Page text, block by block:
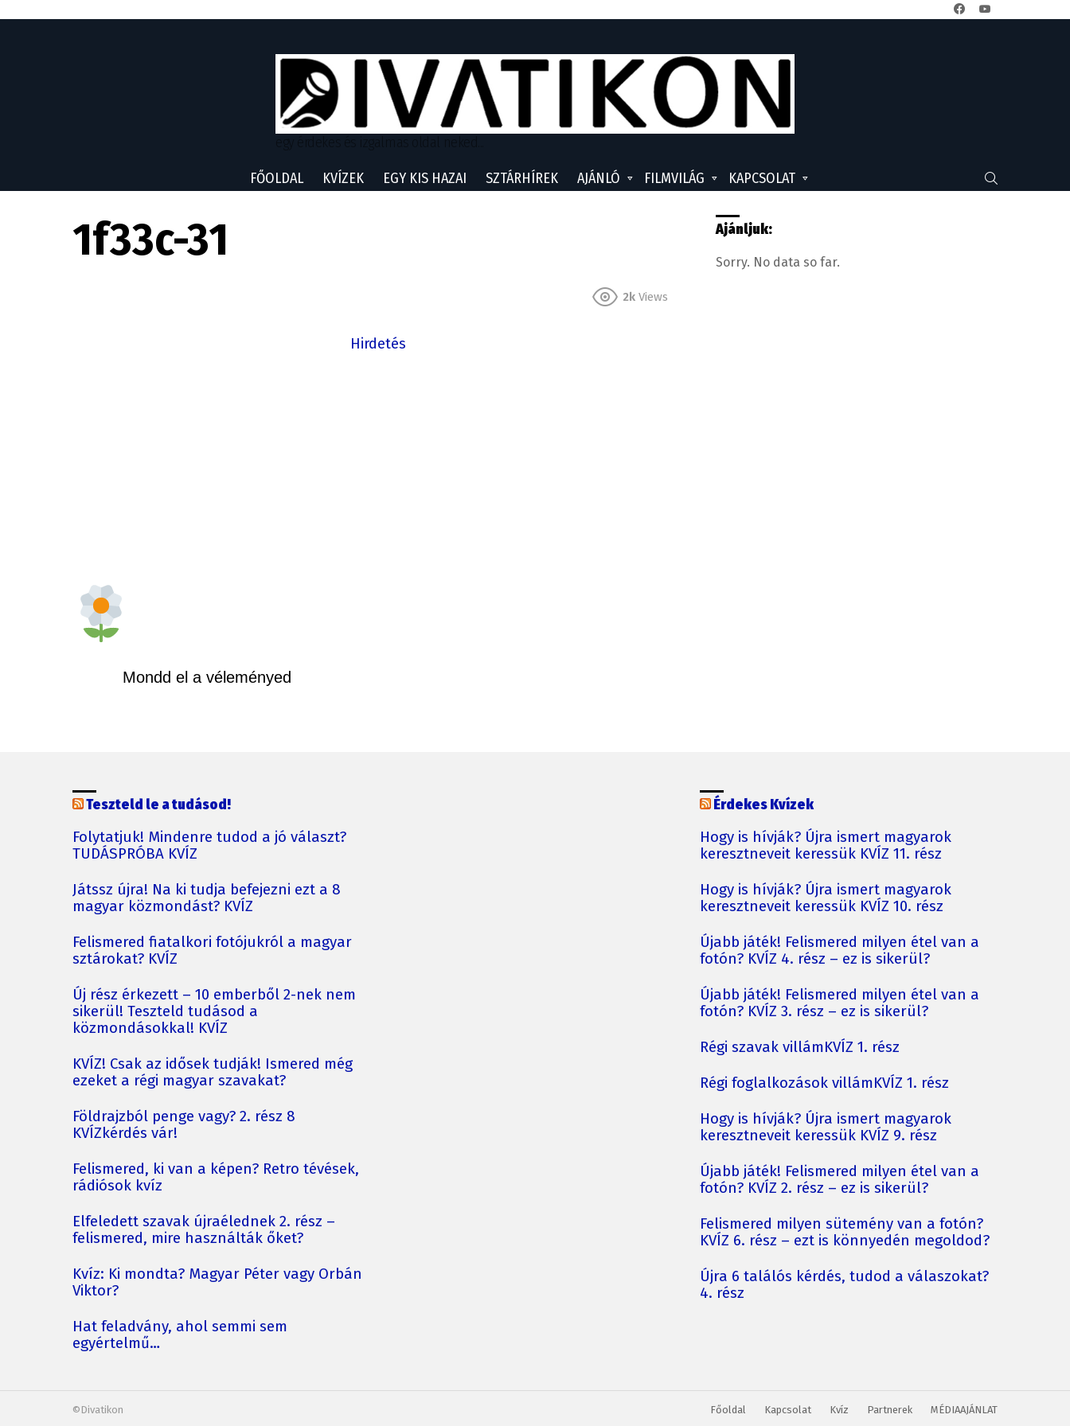
FŐOLDAL KVÍZEK EGY KIS HAZAI SZTÁRHÍREK AJÁNLÓ FILMVILÁG KAPCSOLAT
1f33c-31
2k Views
Hirdetés
Mondd el a véleményed
Ajánljuk:
Sorry. No data so far.
Teszteld le a tudásod!
Folytatjuk! Mindenre tudod a jó választ?
TUDÁSPRÓBA KVÍZ
Játssz újra! Na ki tudja befejezni ezt a 8
magyar közmondást? KVÍZ
Felismered fiatalkori fotójukról a magyar
sztárokat? KVÍZ
Új rész érkezett – 10 emberből 2-nek nem
sikerül! Teszteld tudásod a
közmondásokkal! KVÍZ
KVÍZ! Csak az idősek tudják! Ismered még
ezeket a régi magyar szavakat?
Földrajzból penge vagy? 2. rész 8
KVÍZkérdés vár!
Felismered, ki van a képen? Retro tévések,
rádiósok kvíz
Elfeledett szavak újraélednek 2. rész –
felismered, mire használták őket?
Kvíz: Ki mondta? Magyar Péter vagy Orbán
Viktor?
Hat feladvány, ahol semmi sem
egyértelmű…
Érdekes Kvízek
Hogy is hívják? Újra ismert magyarok
keresztneveit keressük KVÍZ 11. rész
Hogy is hívják? Újra ismert magyarok
keresztneveit keressük KVÍZ 10. rész
Újabb játék! Felismered milyen étel van a
fotón? KVÍZ 4. rész – ez is sikerül?
Újabb játék! Felismered milyen étel van a
fotón? KVÍZ 3. rész – ez is sikerül?
Régi szavak villámKVÍZ 1. rész
Régi foglalkozások villámKVÍZ 1. rész
Hogy is hívják? Újra ismert magyarok
keresztneveit keressük KVÍZ 9. rész
Újabb játék! Felismered milyen étel van a
fotón? KVÍZ 2. rész – ez is sikerül?
Felismered milyen sütemény van a fotón?
KVÍZ 6. rész – ezt is könnyedén megoldod?
Újra 6 találós kérdés, tudod a válaszokat?
4. rész
©Divatikon Főoldal Kapcsolat Kvíz Partnerek MÉDIAAJÁNLAT